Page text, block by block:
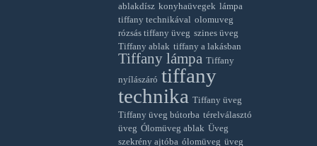
ablakdísz konyhaüvegek lámpa
tiffany technikával olomuveg
rózsás tiffany üveg szines üveg
Tiffany ablak tiffany a lakásban
Tiffany lámpa Tiffany
nyílászáró tiffany
technika Tiffany üveg
Tiffany üveg bútorba térelválasztó
üveg Ólomüveg ablak Üveg
szekrény ajtóba ólomüveg üveg